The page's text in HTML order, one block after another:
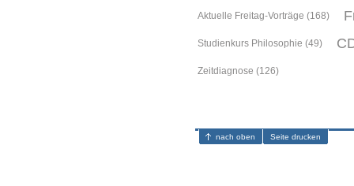
Aktuelle Freitag-Vorträge (168)
Studienkurs Philosophie (49)
Zeitdiagnose (126)
nach oben Seite drucken